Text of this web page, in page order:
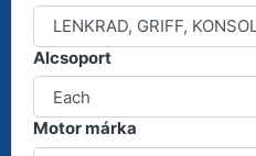
Alcsoport
Motor márka